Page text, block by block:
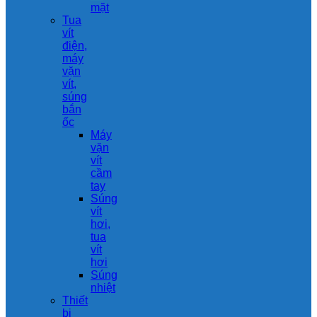
mặt
Tua
vít
điện,
máy
vặn
vít,
súng
bắn
ốc
Máy
vặn
vít
cầm
tay
Súng
vít
hơi,
tua
vít
hơi
Súng
nhiệt
Thiết
bị